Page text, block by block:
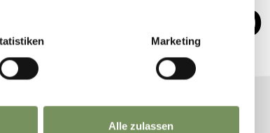
Marketing
Alle zulassen
À MERANO